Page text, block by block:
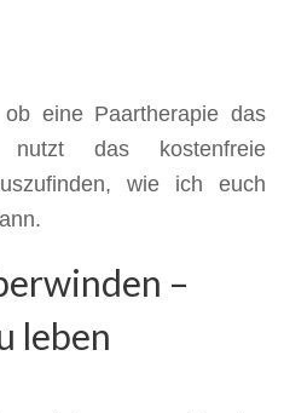
eine Paartherapie das
das kostenfreie
wie ich euch
–
leben